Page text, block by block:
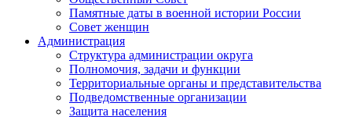
Памятные даты в военной истории России
Совет женщин
Администрация
Структура администрации округа
Полномочия, задачи и функции
Территориальные органы и представительства
Подведомственные организации
Защита населения